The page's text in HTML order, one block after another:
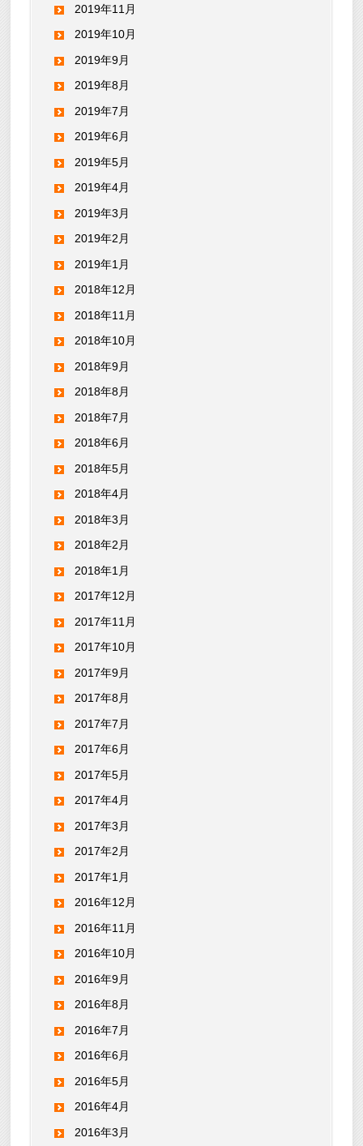
2019年11月
2019年10月
2019年9月
2019年8月
2019年7月
2019年6月
2019年5月
2019年4月
2019年3月
2019年2月
2019年1月
2018年12月
2018年11月
2018年10月
2018年9月
2018年8月
2018年7月
2018年6月
2018年5月
2018年4月
2018年3月
2018年2月
2018年1月
2017年12月
2017年11月
2017年10月
2017年9月
2017年8月
2017年7月
2017年6月
2017年5月
2017年4月
2017年3月
2017年2月
2017年1月
2016年12月
2016年11月
2016年10月
2016年9月
2016年8月
2016年7月
2016年6月
2016年5月
2016年4月
2016年3月